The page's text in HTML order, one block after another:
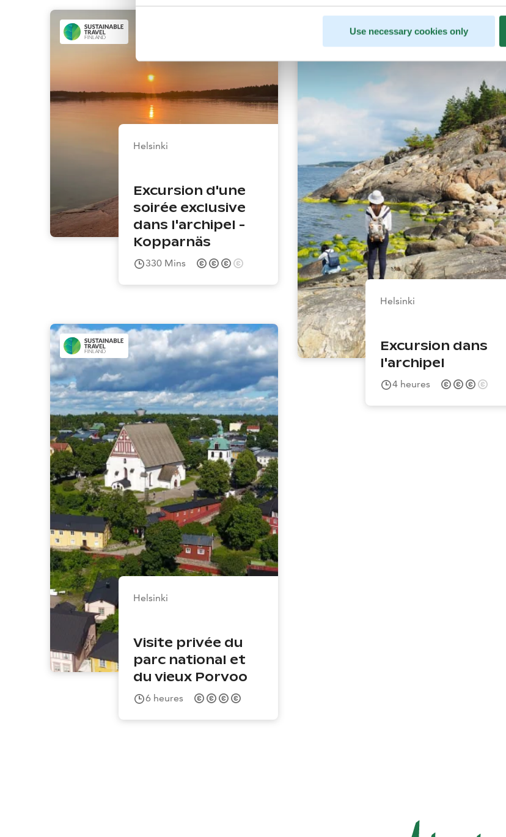
Use necessary cookies only
Helsinki
Excursion d'une
soirée exclusive
dans l'archipel -
Kopparnäs
330 Mins
Helsinki
Visite privée du
parc national et
du vieux Porvoo
6 heures
Helsinki
Excursion dans
l'archipel
4 heures